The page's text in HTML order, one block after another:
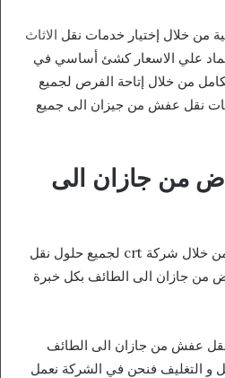
من خلال إختيار خدمات نقل الاثاث
علي الاسعار كشئ أساسي في
من خلال إتاحة الفرص لجميع
نقل عفش من جيزان الى جميع
من جازان الى
يتم نقل الاغراض بكل سهولة من خلال شركة crt لجميع حلول نقل
من جازان الى الطائف بكل خبرة
عفش من جازان الى الطائف
و التغليف فنحن في الشركة نعمل